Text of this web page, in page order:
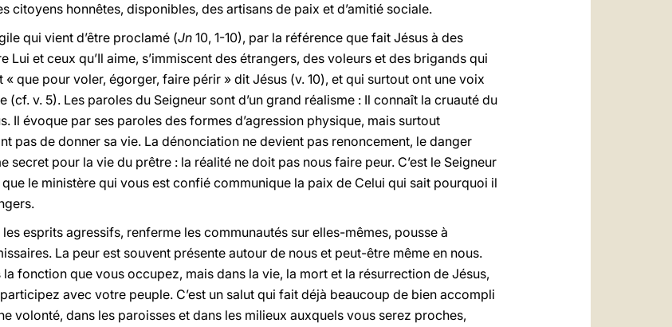
citoyens honnêtes, disponibles, des artisans de paix et d’amitié sociale.
qui vient d’être proclamé (Jn 10, 1-10), par la référence que fait Jésus à des
Lui et ceux qu’Il aime, s’immiscent des étrangers, des voleurs et des brigands qui
que pour voler, égorger, faire périr » dit Jésus (v. 10), et qui surtout ont une voix
v. 5). Les paroles du Seigneur sont d’un grand réalisme : Il connaît la cruauté du
Il évoque par ses paroles des formes d’agression physique, mais surtout
pas de donner sa vie. La dénonciation ne devient pas renoncement, le danger
secret pour la vie du prêtre : la réalité ne doit pas nous faire peur. C’est le Seigneur
le ministère qui vous est confié communique la paix de Celui qui sait pourquoi il
esprits agressifs, renferme les communautés sur elles-mêmes, pousse à
La peur est souvent présente autour de nous et peut-être même en nous.
fonction que vous occupez, mais dans la vie, la mort et la résurrection de Jésus,
avec votre peuple. C’est un salut qui fait déjà beaucoup de bien accompli
volonté, dans les paroisses et dans les milieux auxquels vous serez proches,